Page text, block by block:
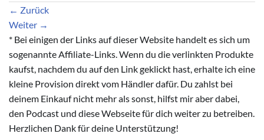
← Zurück
Weiter →
* Bei einigen der Links auf dieser Website handelt es sich um
sogenannte Affiliate-Links. Wenn du die verlinkten Produkte
kaufst, nachdem du auf den Link geklickt hast, erhalte ich eine
kleine Provision direkt vom Händler dafür. Du zahlst bei
deinem Einkauf nicht mehr als sonst, hilfst mir aber dabei,
den Podcast und diese Webseite für dich weiter zu betreiben.
Herzlichen Dank für deine Unterstützung!